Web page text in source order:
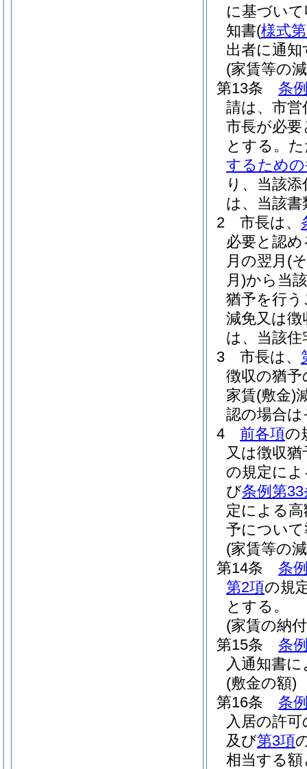
に基づい
知書(様式
出者に通
(家賃等の
第13条
条
請は、市営
市長が必
とする。
するため
り、当該
は、当該
2
市長は、
必要と認
月の翌月 (
月)から当
猶予を行
減免又は
は、当該
3
市長は、
徴収の猶
家賃(敷金)
認の場合
4
前各項の
又は徴収猶
の規定に
び条例第
定による
予につい
(家賃等の
第14条
条
第2項の規
とする。
(家賃の納
第15条
条
入通知書
(敷金の額)
第16条
条
入居の許
及び第3項
相当する